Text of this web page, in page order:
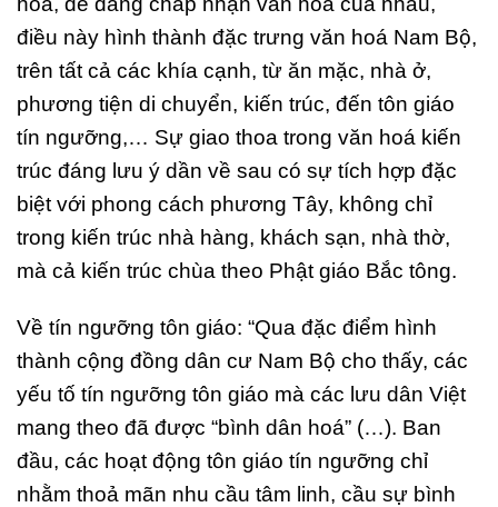
điều này hình thành đặc trưng văn hoá Nam Bộ,
trên tất cả các khía cạnh, từ ăn mặc, nhà ở,
phương tiện di chuyển, kiến trúc, đến tôn giáo
tín ngưỡng,… Sự giao thoa trong văn hoá kiến
trúc đáng lưu ý dần về sau có sự tích hợp đặc
biệt với phong cách phương Tây, không chỉ
trong kiến trúc nhà hàng, khách sạn, nhà thờ,
mà cả kiến trúc chùa theo Phật giáo Bắc tông.
Về tín ngưỡng tôn giáo: “Qua đặc điểm hình
thành cộng đồng dân cư Nam Bộ cho thấy, các
yếu tố tín ngưỡng tôn giáo mà các lưu dân Việt
mang theo đã được “bình dân hoá” (…). Ban
đầu, các hoạt động tôn giáo tín ngưỡng chỉ
nhằm thoả mãn nhu cầu tâm linh, cầu sự bình